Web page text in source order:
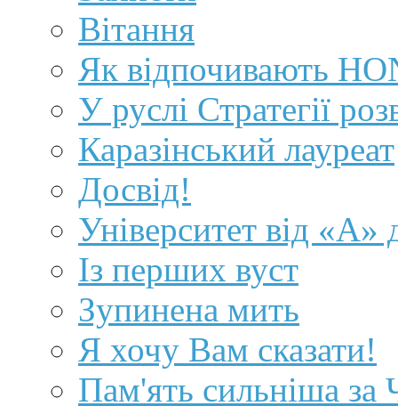
Вітання
Як відпочивають
У руслі Стратегії
Каразінський лауреат
Досвід!
Університет від «А»
Із перших вуст
Зупинена мить
Я хочу Вам сказати!
Пам'ять сильніша